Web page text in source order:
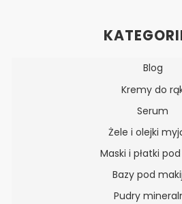
Linki w stopce
Blog
Kremy do
Serum
Żele i olejki
Maski i płatki
Bazy pod
Pudry